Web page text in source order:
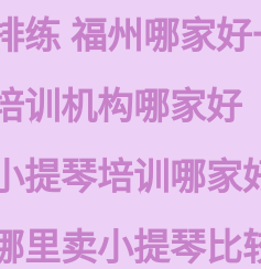
练 福州哪家
训机构哪家好
提琴培训哪家
里卖小提琴比